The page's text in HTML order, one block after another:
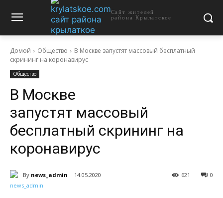
Сайт жителей
района Крылатское
Домой Общество
В Москве запустят массовый бесплатный
скрининг на коронавирус
Общество
В Москве
запустят массовый
бесплатный скрининг на
коронавирус
By news_admin 14.05.2020 0
621